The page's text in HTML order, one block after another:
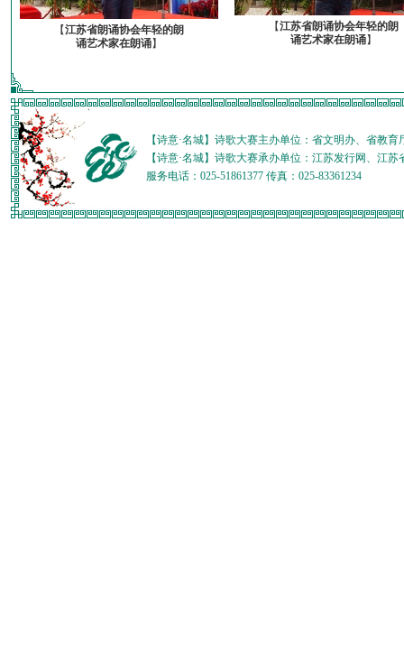
【江苏省朗诵协会年轻的朗
诵艺术家在朗诵】
【江苏省朗诵协会年轻的朗
诵艺术家在朗诵】
【诗意·名城】诗歌大赛主办单位：省文明办、省教
【诗意·名城】诗歌大赛承办单位：江苏发行网、江
服务电话：025-51861377 传真：025-83361234